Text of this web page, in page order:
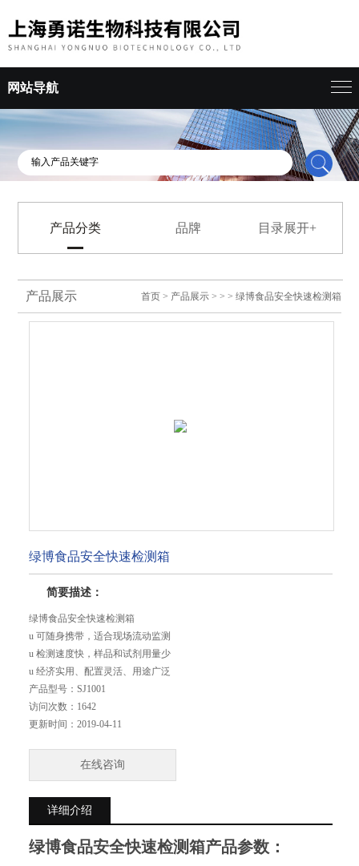
网站导航
产品分类 品牌 目录展开+
产品展示 首页> 产品展示> > > 绿博食品安全快速检测箱
绿博食品安全快速检测箱
简要描述：
绿博食品安全快速检测箱
u 可随身携带，适合现场流动监测
u 检测速度快，样品和试剂用量少
u 经济实用、配置灵活、用途广泛
产品型号： SJ1001
访问次数： 1642
更新时间： 2019-04-11
在线咨询
详细介绍
绿博食品安全快速检测箱产品参数：